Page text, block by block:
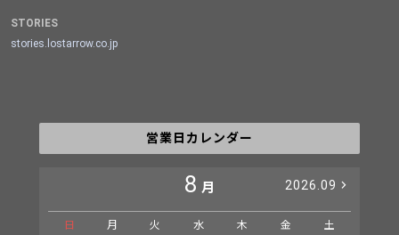
STORIES
stories.lostarrow.co.jp
営業日カレンダー
8 月 2026.09
日 月 火 水 木 金 土